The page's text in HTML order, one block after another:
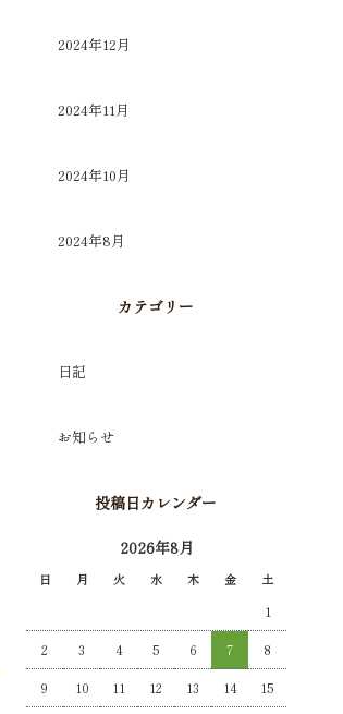
2024年12月
2024年11月
2024年10月
2024年8月
カテゴリー
日記
お知らせ
投稿日カレンダー
2026年8月
日 月 火 水 木 金 土
1
2 3 4 5 6 7 8
9 10 11 12 13 14 15